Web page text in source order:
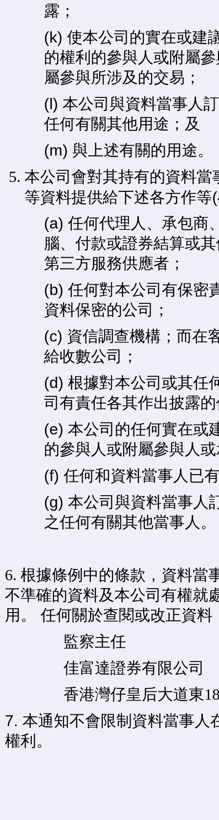
露；
(k) 使本公司的實在或建
的權利的參與人或附屬
屬參與所涉及的交易；
(l) 本公司與資料當事人
任何有關其他用途；及
(m) 與上述有關的用途。
本公司會對其持有的資料
等資料提供給下述各方作等
(a) 任何代理人、承包商
腦、付款或證券結算或
第三方服務供應者；
(b) 任何對本公司有保密
資料保密的公司；
(c) 資信調查機構；而在
給收數公司；
(d) 根據對本公司或其任
司有責任各其作出披露
(e) 本公司的任何實在或
的參與人或附屬參與人
(f) 任何和資料當事人已
(g) 本公司與資料當事人
之任何有關其他當事人。
6. 根據條例中的條款，資料當
不準確的資料及本公司有權就
用。 任何關於查閱或改正資
監察主任
佳富達證券有限公司
香港灣仔皇后大道東
7. 本通知不會限制資料當事人
權利。